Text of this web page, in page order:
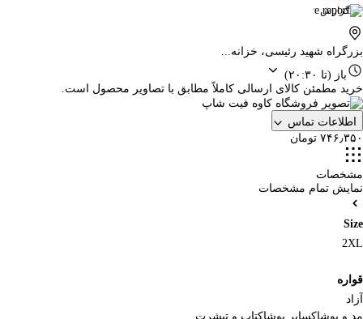
گزارش
بزرگراه شهید رئیسی، خزانه...
باز (تا ۲۰:۳۰)
خرید مطمئن کالای ارسالی کاملاً مطابق با تصاویر محصول است.
اطلاعات تماس
۷۴۶٫۳۵۰ تومان
مشخصات
نمایش تمام مشخصات
Size
2XL
قواره
آزاد
مد و پوشاکسایر پوشاکتاپ و تیشرت